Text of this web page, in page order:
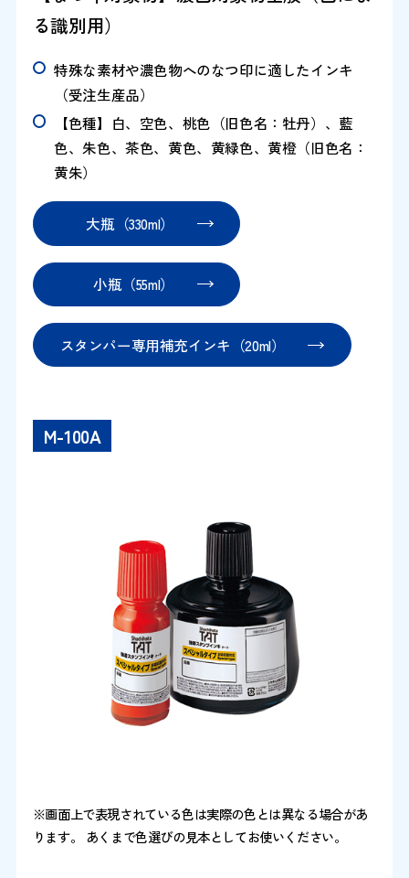
る識別用）
特殊な素材や濃色物へのなつ印に適したインキ
（受注生産品）
【色種】白、空色、桃色（旧色名：牡丹）、藍
色、朱色、茶色、黄色、黄緑色、黄橙（旧色名：
黄朱）
大瓶（330ml）
小瓶（55ml）
スタンパー専用補充インキ（20ml）
M-100A
※画面上で表現されている色は実際の色とは異なる場合があ
ります。 あくまで色選びの見本としてお使いください。